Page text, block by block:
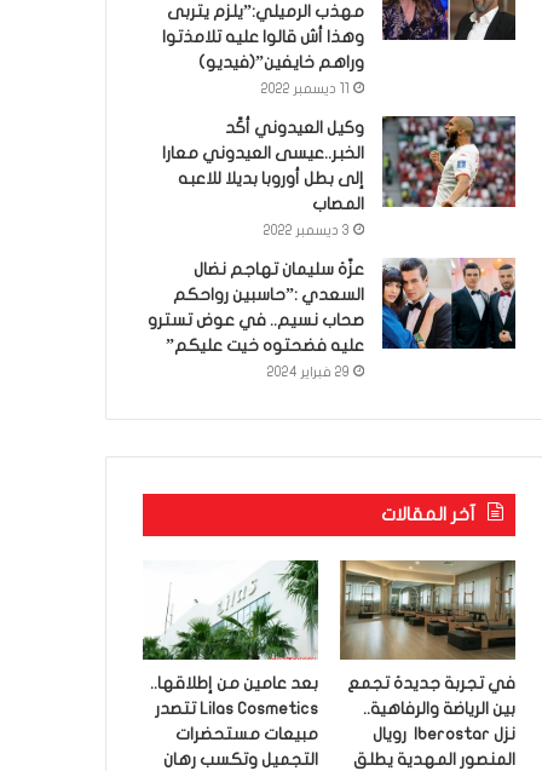
مهذب الرميلي:”يلزم يتربى
وهذا أش قالوا عليه تلامذتوا
وراهم خايفين”(فيديو)
وكيل العيدوني أكّد
الخبر..عيسى العيدوني معارا
إلى بطل أوروبا بديلا للاعبه
المصاب
3 ديسمبر 2022
عزّة سليمان تهاجم نضال
السعدي :”حاسبين رواحكم
صحاب نسيم.. في عوض تسترو
عليه فضحتوه خيت عليكم”
29 فبراير 2024
آخر المقالات
في تجربة جديدة تجمع
بين الرياضة والرفاهية..
نزل Iberostar رويال
المنصور المهدية يطلق
بعد عامين من إطلاقها..
Lilas Cosmetics تتصدر
مبيعات مستحضرات
التجميل وتكسب رهان